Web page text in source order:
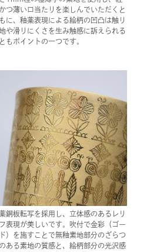
つ薄い口当たりを楽しんでいただくと
に、釉薬表現による絵柄の凹凸は触り
や滑りにくさを生み触感に訴えられる
もポイントの一つです。
銅板転写を採用し、立体感のあるレリ
表現が美しいです。吹付で金彩（ゴー
）を施すことで無釉素地部分のざらつ
ある素地の質感と、絵柄部分の光沢感